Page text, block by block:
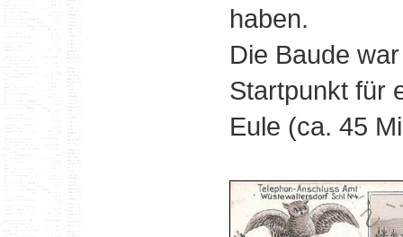
haben.
Die Baude
Startpunkt für
Eule (ca. 45